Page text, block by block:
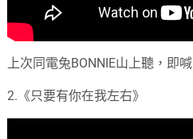
上次同電兔BONNIE山上聽，即喊
2.《只要有你在我左右》